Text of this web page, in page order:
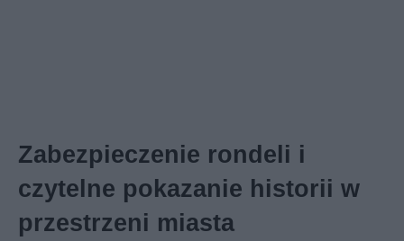
Zabezpieczenie rondeli i
czytelne pokazanie historii w
przestrzeni miasta